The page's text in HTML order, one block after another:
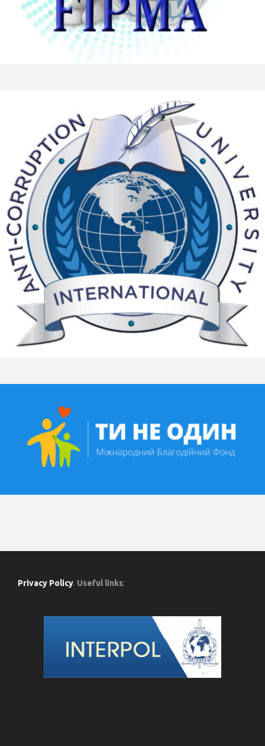
Privacy Policy. Useful links: